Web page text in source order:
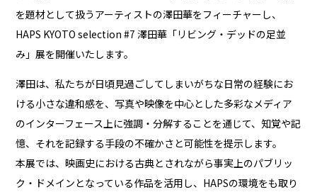
を題材として扱うアーティストの澤田華をフィーチャーし、
HAPS KYOTO selection #7 澤田華「リビング・デッドの足並
み」展を開催いたします。
澤田は、私たちが日頃見過ごしてしまいがちな日常の経験にお
ける小さな違和感を、写真や映像を中心とした多彩なメディア
のインターフェース上に強調・分解することを通じて、知覚や記
憶、それを記録する手段の不確かさと可能性を提示します。
本展では、映画史における古典とされながら事実上のパブリッ
ク・ドメインとなっている作品を活用し、HAPSの環境をも取り